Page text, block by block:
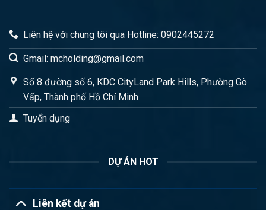
Liên hệ với chung tôi qua Hotline: 0902445272
Gmail: mcholding@gmail.com
Số 8 đường số 6, KDC CityLand Park Hills, Phường Gò
Vấp, Thành phố Hồ Chí Minh
Tuyển dụng
DỰ ÁN HOT
Liên kết dự án